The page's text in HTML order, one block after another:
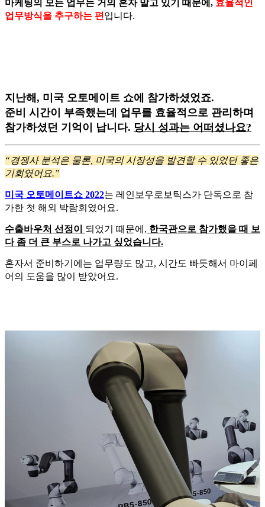
마케팅의 모든 업무는 거의 혼자 맡고 있기 때문에, 효율적인
업무방식을 추구하는 편 입니다.
지난해, 미국 오토메이트 쇼에 참가하셨었죠.
준비 시간이 부족했는데 업무를 효율적으로 관리하며
참가하셨던 기억이 납니다. 당시 성과는 어떠셨나요?
“경쟁사 분석은 물론, 미국의 시장성을 발견할 수 있었던 좋은
기회였어요.”
미국 오토메이트쇼 2022는 레인보우로보틱스가 단독으로 참
가한 첫 해외 박람회였어요.
수출바우처 선정이 되었기 때문에, 한국관으로 참가했을 때 보
다 좀 더 큰 부스로 나가고 싶었습니다.
혼자서 준비하기에는 업무량도 많고, 시간도 빠듯해서 마이페
어의 도움을 많이 받았어요.